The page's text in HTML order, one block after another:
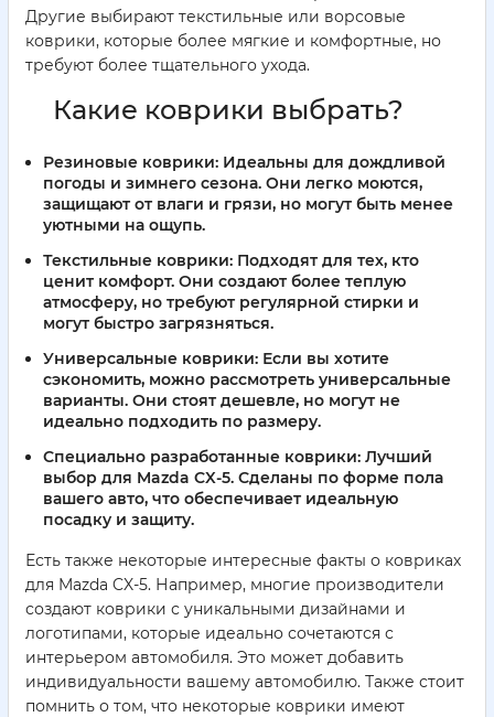
Другие выбирают текстильные или ворсовые
коврики, которые более мягкие и комфортные, но
требуют более тщательного ухода.
Какие коврики выбрать?
Резиновые коврики: Идеальны для дождливой
погоды и зимнего сезона. Они легко моются,
защищают от влаги и грязи, но могут быть менее
уютными на ощупь.
Текстильные коврики: Подходят для тех, кто
ценит комфорт. Они создают более теплую
атмосферу, но требуют регулярной стирки и
могут быстро загрязняться.
Универсальные коврики: Если вы хотите
сэкономить, можно рассмотреть универсальные
варианты. Они стоят дешевле, но могут не
идеально подходить по размеру.
Специально разработанные коврики: Лучший
выбор для Mazda CX-5. Сделаны по форме пола
вашего авто, что обеспечивает идеальную
посадку и защиту.
Есть также некоторые интересные факты о ковриках
для Mazda CX-5. Например, многие производители
создают коврики с уникальными дизайнами и
логотипами, которые идеально сочетаются с
интерьером автомобиля. Это может добавить
индивидуальности вашему автомобилю. Также стоит
помнить о том, что некоторые коврики имеют